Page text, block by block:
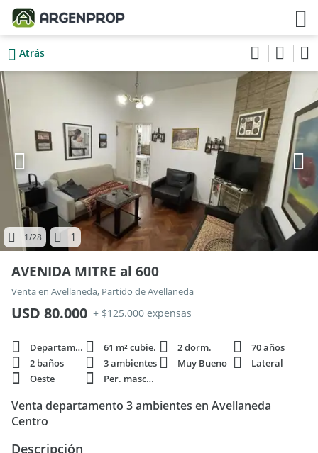
Atrás
1/28 1
AVENIDA MITRE al 600
Venta en Avellaneda, Partido de Avellaneda
USD 80.000 + $125.000 expensas
Departamento 61 m² cubie. 2 dorm.
70 años
2 baños
3 ambientes Muy Bueno
Lateral
Oeste
Per. mascota
Venta departamento 3 ambientes en Avellaneda
Centro
Descripción